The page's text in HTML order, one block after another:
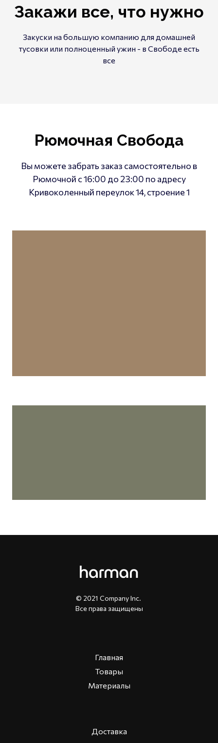
Закажи все, что нужно
Закуски на большую компанию для домашней
тусовки или полноценный ужин - в Свободе есть
все
Рюмочная Свобода
Вы можете забрать заказ самостоятельно в
Рюмочной с 16:00 до 23:00 по адресу
Кривоколенный переулок 14, строение 1
© 2021 Company Inc.
Все права защищены
Главная
Товары
Материалы
Доставка